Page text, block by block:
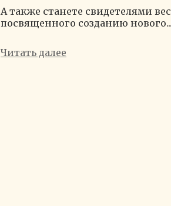
А также станете свидетелями
посвященного созданию нового...
Читать далее